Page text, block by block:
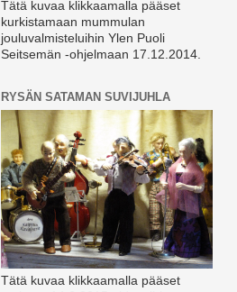
Tätä kuvaa klikkaamalla pääset
kurkistamaan mummulan
jouluvalmisteluihin Ylen Puoli
Seitsemän -ohjelmaan 17.12.2014.
RYSÄN SATAMAN SUVIJUHLA
Tätä kuvaa klikkaamalla pääset